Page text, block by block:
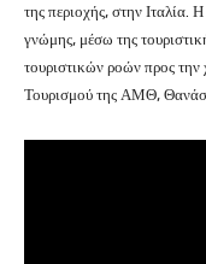
της περιοχής, στην Ιταλία.
γνώμης, μέσω της
τουριστικών ροών προς την
Τουρισμού της ΑΜΘ,